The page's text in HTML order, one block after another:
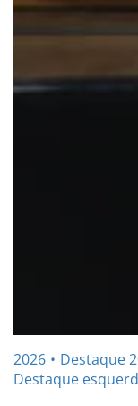
2026 Destaque
Destaque